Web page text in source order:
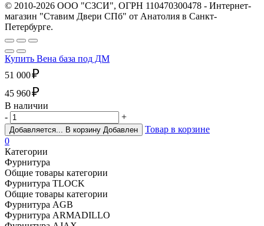
© 2010-2026 ООО "СЗСИ", ОГРН 110470300478 - Интернет-
магазин "Ставим Двери СПб" от Анатолия в Санкт-
Петербурге.
Купить Вена база под ДМ
51 000₽
45 960₽
В наличии
-
+
Добавляется... В корзину Добавлен
Товар в корзине
0
Категории
Фурнитура
Общие товары категории
Фурнитура TLOCK
Общие товары категории
Фурнитура AGB
Фурнитура ARMADILLO